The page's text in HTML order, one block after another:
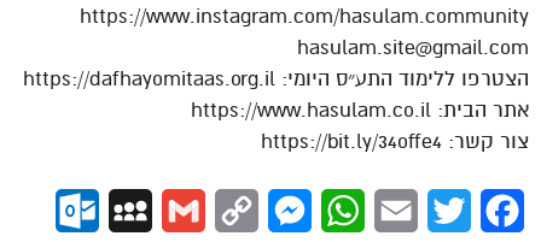
https://www.instagram.com/hasulam.community
hasulam.site@gmail.com
הצטרפו ללימוד התע״ס היומי: https://dafhayomitaas.org.il
אתר הבית: https://www.hasulam.co.il
צור קשר: https://bit.ly/34offe4
Facebook
Twitter
Email
WhatsApp
Messenger
Copy
Gmail
MySpace